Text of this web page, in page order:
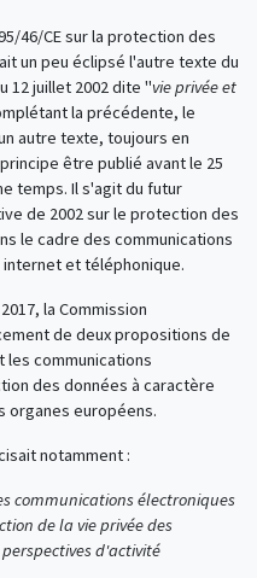
46/CE sur la protection des
un peu éclipsé l'autre texte du
12 juillet 2002 dite "vie privée et
la précédente, le
autre texte, toujours en
être publié avant le 25
temps. Il s'agit du futur
de 2002 sur le protection des
le cadre des communications
et téléphonique.
la Commission
de deux propositions de
les communications
des données à caractère
organes européens.
notamment :
communications électroniques
de la vie privée des
d'activité